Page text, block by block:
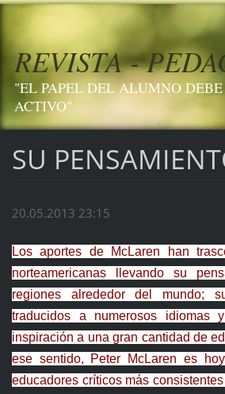
REVISTA -
"EL PAPEL DEL ALUMNO DEBE
ACTIVO"
SU
20.05.2013 23:15
Los aportes de McLaren han
norteamericanas llevando su
regiones alrededor del mundo;
traducidos a numerosos idiomas
inspiración a una gran cantidad de
ese sentido, Peter McLaren es
educadores críticos más